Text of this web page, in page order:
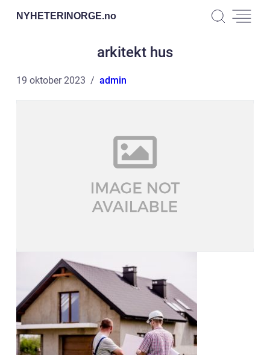
NYHETERINORGE.no
arkitekt hus
19 oktober 2023 admin